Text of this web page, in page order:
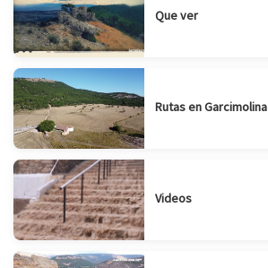
Que ver
Rutas en Garcimolina
Videos